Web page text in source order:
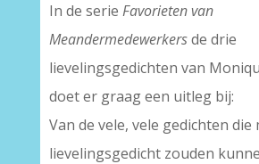
In de serie Favorieten van
Meandermedewerkersde drie
lievelingsgedichten van
doet er graag een uitleg bij:
Van de vele, vele gedichten die
lievelingsgedicht zouden